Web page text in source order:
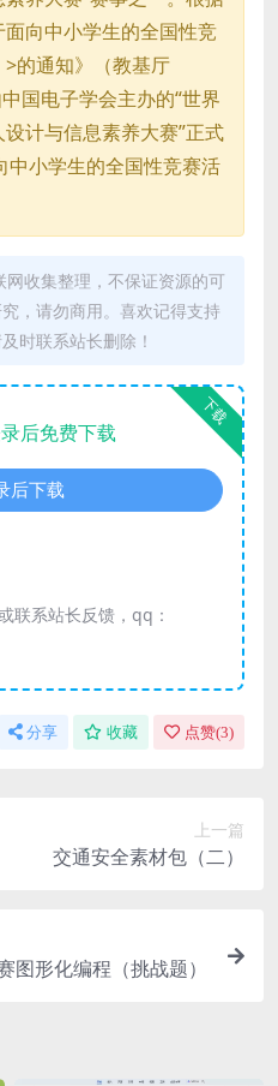
面向中小学生的全国性竞
的通知》（教基厅
国电子学会主办的“世界
计与信息素养大赛”正式
中小学生的全国性竞赛活
收集整理，不保证资源的可
，请勿商用。喜欢记得支持
时联系站长删除！
下载
后免费下载
后下载
联系站长反馈，qq：
分享 收藏 点赞(3)
上一篇
交通安全素材包（二）
图形化编程（挑战题）